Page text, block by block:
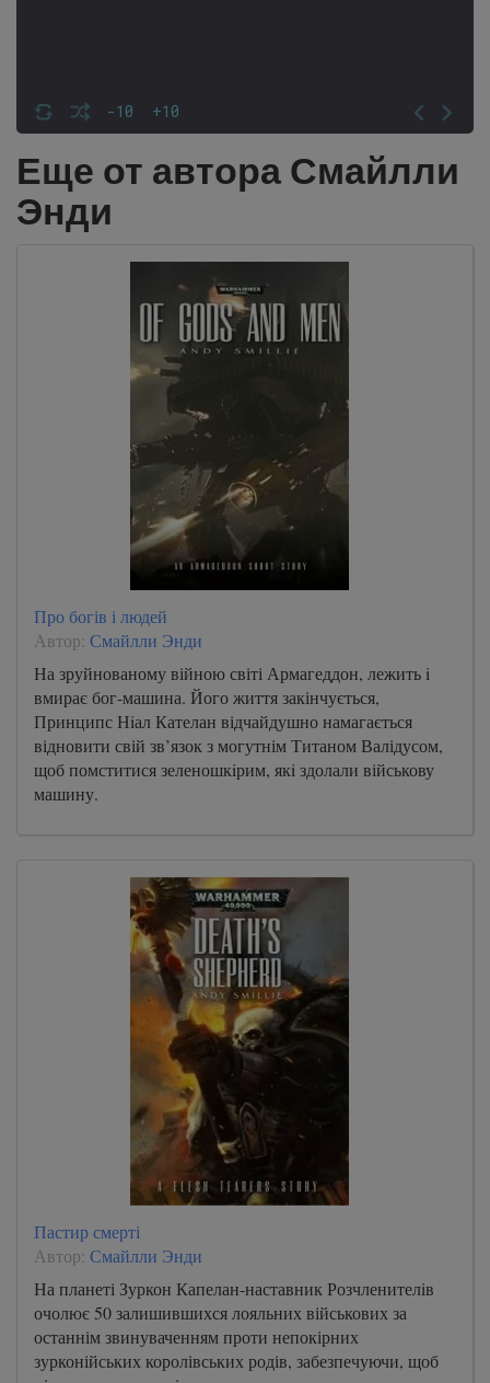
-10 +10
Еще от автора Смайлли
Энди
Про богів і людей
Автор: Смайлли Энди
На зруйнованому війною світі Армагеддон, лежить i
вмирає бог-машина. Його життя закінчується,
Принципс Нiал Кателан відчайдушно намагається
відновити свій зв’язок з могутнім Титаном Валідусом,
щоб помститися зеленошкiрим, якi здолали військову
машину.
Пастир смерті
Автор: Смайлли Энди
На планеті Зуркон Капелан-наставник Розчленителiв
очолює 50 залишившихся лояльних військових за
останнім звинуваченням проти непокірних
зурконійських королівських родів, забезпечуючи, щоб